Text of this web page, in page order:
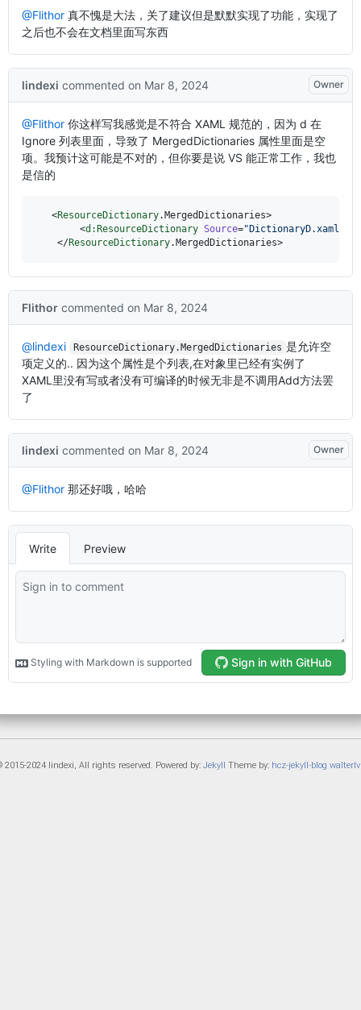
2015-2024 lindexi, All rights reserved. Powered by: Jekyll Theme by: hcz-jekyll-blog walterlv